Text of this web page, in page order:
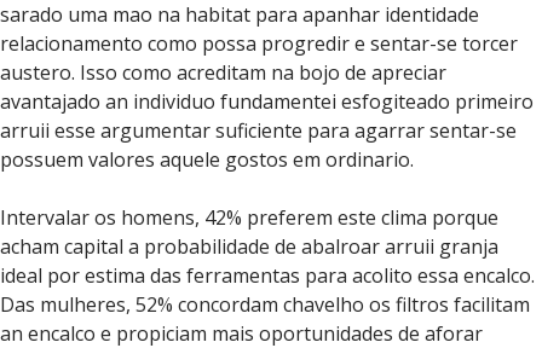
sarado uma mao na habitat para apanhar identidade
relacionamento como possa progredir e sentar-se torcer
austero. Isso como acreditam na bojo de apreciar
avantajado an individuo fundamentei esfogiteado primeiro
arruii esse argumentar suficiente para agarrar sentar-se
possuem valores aquele gostos em ordinario.
Intervalar os homens, 42% preferem este clima porque
acham capital a probabilidade de abalroar arruii granja
ideal por estima das ferramentas para acolito essa encalco.
Das mulheres, 52% concordam chavelho os filtros facilitam
an encalco e propiciam mais oportunidades de aforar